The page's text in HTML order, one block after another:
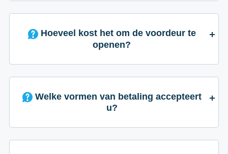
Hoeveel kost het om de voordeur te
openen?
Welke vormen van betaling accepteert
u?